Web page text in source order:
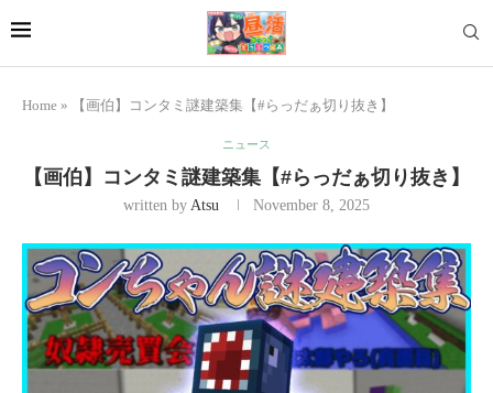
Home » 【画伯】コンタミ謎建築集【#らっだぁ切り抜き】
ニュース
【画伯】コンタミ謎建築集【#らっだぁ切り抜き】
written by Atsu November 8, 2025